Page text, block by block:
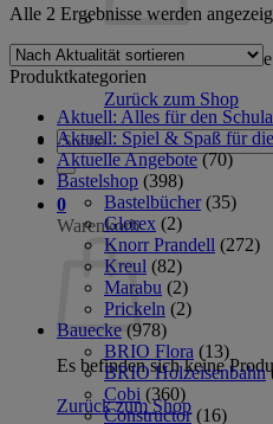
Es befinden sich
Zurück zum Shop
Suche
nach:
0
Warenkorb
Es befinden sich keine
Zurück zum Shop
Alle 2 Ergebnisse werden
Produktkategorien
Aktuell: Alles für den
Aktuell: Spiel & Spaß für
Aktuelle Angebote (70)
Bastelshop (398)
Bastelbücher (35)
Glorex (2)
Knorr Prandell (272)
Kreul (82)
Marabu (2)
Prickeln (2)
Bauecke (978)
BRIO Flora (13)
BRIO Holzeisenbahn
Cobi (360)
Constructor (16)